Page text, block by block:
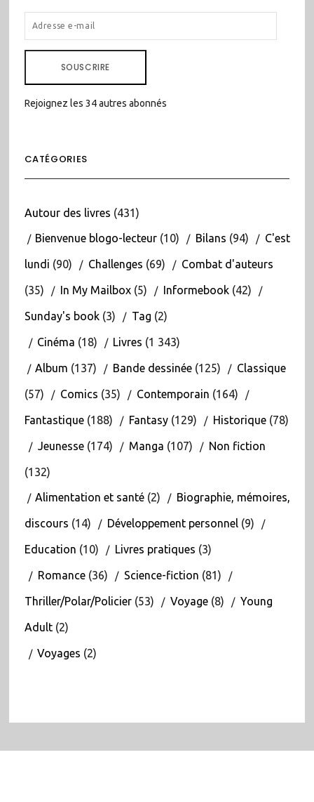
ADRESSE
E-
SOUSCRIRE
Rejoignez les 34 autres abonnés
CATÉGORIES
Autour des livres (431)
Bienvenue blogo-lecteur(10) Bilans (94) C'est
lundi (90) Challenges (69) Combat d'auteurs
(35) In My Mailbox(5) Informebook(42)
Sunday's book(3) Tag (2)
Cinéma (18) Livres (1 343)
Album (137) Bande dessinée(125) Classique
(57) Comics (35) Contemporain (164)
Fantastique(188) Fantasy(129) Historique(78)
Jeunesse(174) Manga (107) Non fiction
(132)
Alimentation et santé(2) Biographie, mémoires,
discours (14) Développement personnel(9)
Education (10) Livres pratiques (3)
Romance(36) Science-fiction (81)
Thriller/Polar/Policier(53) Voyage(8) Young
Adult(2)
Voyages (2)